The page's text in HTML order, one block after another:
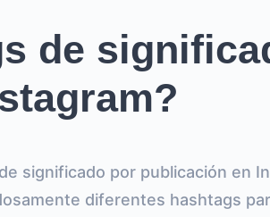
de
significado por publicación en
diferentes hashtags